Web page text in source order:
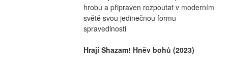
hrobu a připraven rozpoutat v moderním
světě svou jedinečnou formu
spravedlnosti
Hrají Shazam! Hněv bohů (2023)